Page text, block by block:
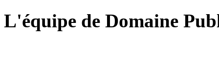
L'équipe de Domaine